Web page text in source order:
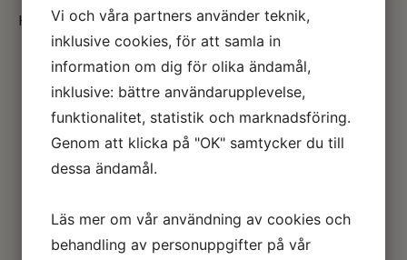
Kom ihåg att använda ditt Friskvårdsbidrag!
Vi och våra partners använder teknik,
inklusive cookies, för att samla in
information om dig för olika ändamål,
inklusive: bättre användarupplevelse,
funktionalitet, statistik och marknadsföring.
Genom att klicka på "OK" samtycker du till
dessa ändamål.
Läs mer om vår användning av cookies och
behandling av personuppgifter på vår